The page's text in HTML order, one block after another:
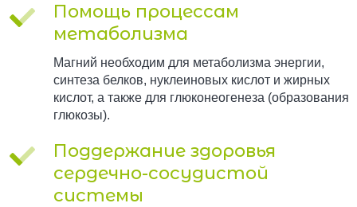
Помощь процессам
метаболизма
Магний необходим для метаболизма энергии,
синтеза белков, нуклеиновых кислот и жирных
кислот, а также для глюконеогенеза (образования
глюкозы).
Поддержание здоровья
сердечно-сосудистой
системы